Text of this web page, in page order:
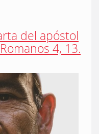
del apóstol
4, 13.